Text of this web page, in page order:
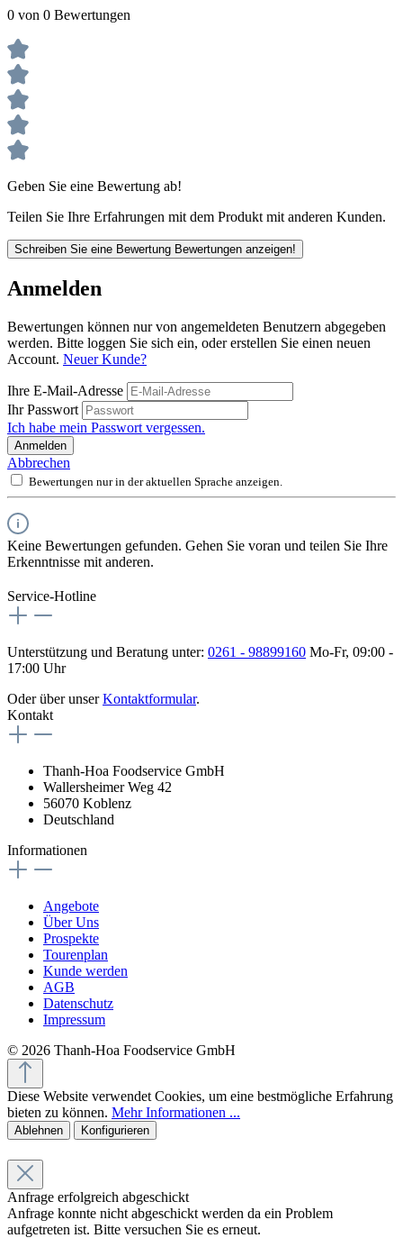
0 von 0 Bewertungen
Geben Sie eine Bewertung ab!
Teilen Sie Ihre Erfahrungen mit dem Produkt mit anderen Kunden.
Schreiben Sie eine Bewertung Bewertungen anzeigen!
Anmelden
Bewertungen können nur von angemeldeten Benutzern abgegeben
werden. Bitte loggen Sie sich ein, oder erstellen Sie einen neuen
Account. Neuer Kunde?
Ihre E-Mail-Adresse
Ihr Passwort
Ich habe mein Passwort vergessen.
Anmelden
Abbrechen
Bewertungen nur in der aktuellen Sprache anzeigen.
Keine Bewertungen gefunden. Gehen Sie voran und teilen Sie Ihre
Erkenntnisse mit anderen.
Service-Hotline
Unterstützung und Beratung unter: 0261 - 98899160 Mo-Fr, 09:00 -
17:00 Uhr
Oder über unserKontaktformular.
Kontakt
Thanh-Hoa Foodservice GmbH
Wallersheimer Weg 42
56070 Koblenz
Deutschland
Informationen
Angebote
Über Uns
Prospekte
Tourenplan
Kunde werden
AGB
Datenschutz
Impressum
© 2026 Thanh-Hoa Foodservice GmbH
Diese Website verwendet Cookies, um eine bestmögliche Erfahrung
bieten zu können. Mehr Informationen ...
Ablehnen Konfigurieren
Anfrage erfolgreich abgeschickt
Anfrage konnte nicht abgeschickt werden da ein Problem
aufgetreten ist. Bitte versuchen Sie es erneut.